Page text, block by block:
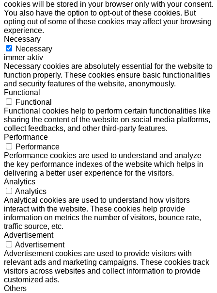
cookies will be stored in your browser only with your consent.
You also have the option to opt-out of these cookies. But
opting out of some of these cookies may affect your browsing
experience.
Necessary
Necessary
immer aktiv
Necessary cookies are absolutely essential for the website to
function properly. These cookies ensure basic functionalities
and security features of the website, anonymously.
Functional
Functional
Functional cookies help to perform certain functionalities like
sharing the content of the website on social media platforms,
collect feedbacks, and other third-party features.
Performance
Performance
Performance cookies are used to understand and analyze
the key performance indexes of the website which helps in
delivering a better user experience for the visitors.
Analytics
Analytics
Analytical cookies are used to understand how visitors
interact with the website. These cookies help provide
information on metrics the number of visitors, bounce rate,
traffic source, etc.
Advertisement
Advertisement
Advertisement cookies are used to provide visitors with
relevant ads and marketing campaigns. These cookies track
visitors across websites and collect information to provide
customized ads.
Others